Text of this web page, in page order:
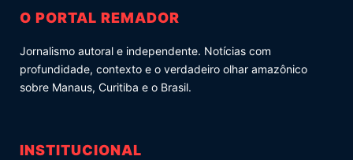
O PORTAL REMADOR
Jornalismo autoral e independente. Notícias com
profundidade, contexto e o verdadeiro olhar amazônico
sobre Manaus, Curitiba e o Brasil.
INSTITUCIONAL